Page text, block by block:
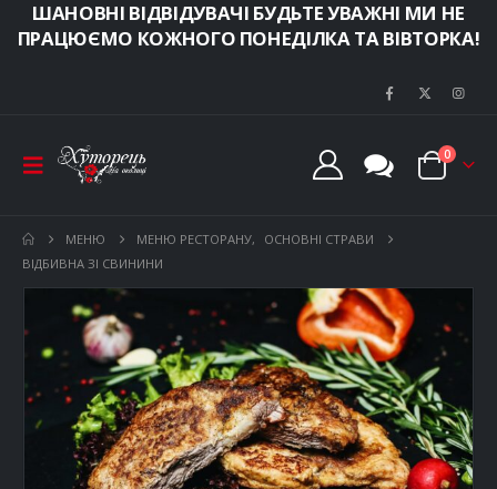
ШАНОВНІ ВІДВІДУВАЧІ БУДЬТЕ УВАЖНІ МИ НЕ
ПРАЦЮЄМО КОЖНОГО ПОНЕДІЛКА ТА ВІВТОРКА!
0
МЕНЮ МЕНЮ РЕСТОРАНУ,
ОСНОВНІ СТРАВИ
ВІДБИВНА ЗІ СВИНИНИ